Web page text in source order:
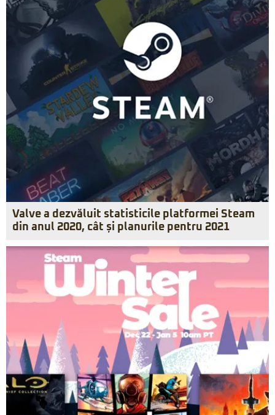
Valve a dezvăluit statisticile platformei Steam
din anul 2020, cât și planurile pentru 2021